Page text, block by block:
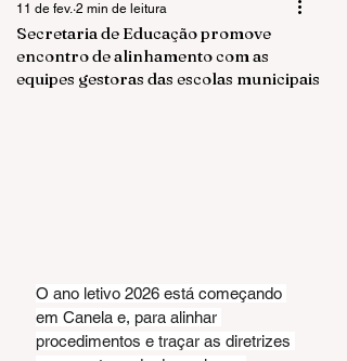
Secretaria de Educação promove
encontro de alinhamento com as
equipes gestoras das escolas municipais
11 de fev. 2 min de leitura
O ano letivo 2026 está começando
em Canela e, para alinhar
procedimentos e traçar as diretrizes